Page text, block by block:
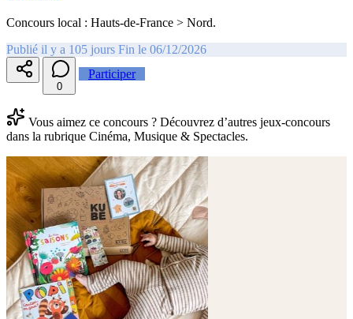
Concours local : Hauts-de-France > Nord.
Publié il y a 105 jours Fin le 06/12/2026
0
Participer
Vous aimez ce concours ? Découvrez d’autres jeux-concours
dans la rubrique Cinéma, Musique & Spectacles.